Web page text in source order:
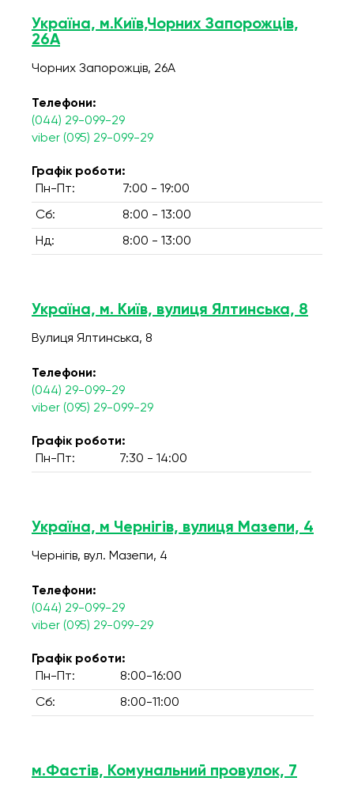
Україна, м.Київ,Чорних Запорожців,
26А
Чорних Запорожців, 26А
Телефони:
(044) 29-099-29
viber (095) 29-099-29
Графік роботи:
Пн-Пт:
7:00 - 19:00
Сб: 8:00 - 13:00
Нд: 8:00 - 13:00
Україна, м. Київ, вулиця Ялтинська, 8
Вулиця Ялтинська, 8
Телефони:
(044) 29-099-29
viber (095) 29-099-29
Графік роботи:
Пн-Пт:
7:30 - 14:00
Україна, м Чернігів, вулиця Мазепи, 4
Чернігів, вул. Мазепи, 4
Телефони:
(044) 29-099-29
viber (095) 29-099-29
Графік роботи:
Пн-Пт:
8:00-16:00
Сб: 8:00-11:00
м.Фастів, Комунальний провулок, 7